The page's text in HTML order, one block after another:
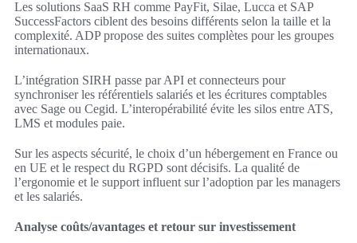
Les solutions SaaS RH comme PayFit, Silae, Lucca et SAP
SuccessFactors ciblent des besoins différents selon la taille et la
complexité. ADP propose des suites complètes pour les groupes
internationaux.
L’intégration SIRH passe par API et connecteurs pour
synchroniser les référentiels salariés et les écritures comptables
avec Sage ou Cegid. L’interopérabilité évite les silos entre ATS,
LMS et modules paie.
Sur les aspects sécurité, le choix d’un hébergement en France ou
en UE et le respect du RGPD sont décisifs. La qualité de
l’ergonomie et le support influent sur l’adoption par les managers
et les salariés.
Analyse coûts/avantages et retour sur investissement